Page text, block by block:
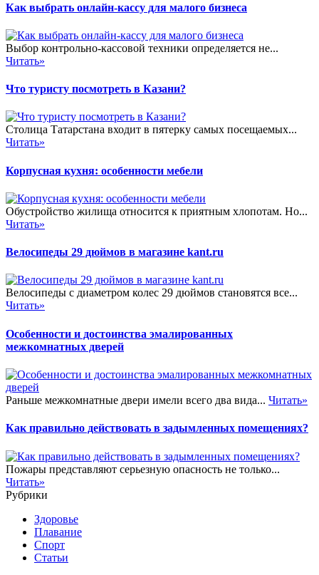
Как выбрать онлайн-кассу для малого бизнеса
Выбор контрольно-кассовой техники определяется не...
Читать»
Что туристу посмотреть в Казани?
Столица Татарстана входит в пятерку самых посещаемых...
Читать»
Корпусная кухня: особенности мебели
Обустройство жилища относится к приятным хлопотам. Но...
Читать»
Велосипеды 29 дюймов в магазине kant.ru
Велосипеды с диаметром колес 29 дюймов становятся все...
Читать»
Особенности и достоинства эмалированных
межкомнатных дверей
Раньше межкомнатные двери имели всего два вида... Читать»
Как правильно действовать в задымленных помещениях?
Пожары представляют серьезную опасность не только...
Читать»
Рубрики
Здоровье
Плавание
Спорт
Статьи